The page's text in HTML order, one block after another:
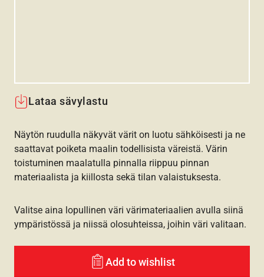
Lataa sävylastu
Näytön ruudulla näkyvät värit on luotu sähköisesti ja ne
saattavat poiketa maalin todellisista väreistä. Värin
toistuminen maalatulla pinnalla riippuu pinnan
materiaalista ja kiillosta sekä tilan valaistuksesta.
Valitse aina lopullinen väri värimateriaalien avulla siinä
ympäristössä ja niissä olosuhteissa, joihin väri valitaan.
Add to wishlist